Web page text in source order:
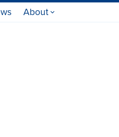
About